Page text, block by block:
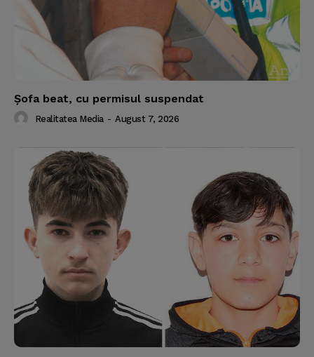
Şofa beat, cu permisul suspendat
Realitatea Media - August 7, 2026